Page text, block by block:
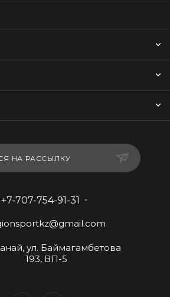
НА РАССЫЛКУ
+7-707-754-91-31
ул. Баймагамбетова
193, ВП-5